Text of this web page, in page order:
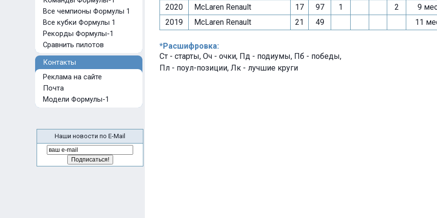
Все чемпионы Формулы 1
Все кубки Формулы 1
Рекорды Формулы-1
Сравнить пилотов
Контакты
Реклама на сайте
Почта
Модели Формулы-1
Наши новости по E-Mail
2020
McLaren Renault 17 97 1 2
9
2019
McLaren Renault 21 49 11
*Расшифровка:
Ст - старты, Оч - очки, Пд - подиумы, Пб - победы,
Пл - поул-позиции, Лк - лучшие круги